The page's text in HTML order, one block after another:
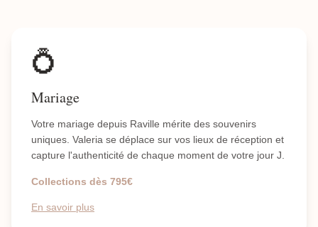
💍
Mariage
Votre mariage depuis Raville mérite des souvenirs
uniques. Valeria se déplace sur vos lieux de réception et
capture l'authenticité de chaque moment de votre jour J.
Collections dès 795€
En savoir plus